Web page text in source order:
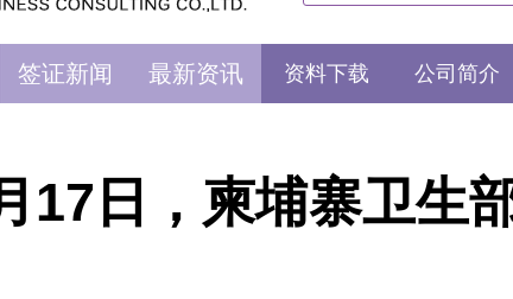
签证新闻 最新资讯 资料下载 公司简介
17日，柬埔寨卫生